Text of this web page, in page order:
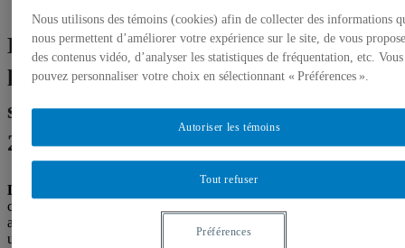
Défilé et exposition de haut calibre de
la cohorte finissante de l’École
supérieure de mode de l’ESG UQAM
2024
Le 16 mai 2024 ─
cohorte finissante de l’École supérieure de mode de l’
a présenté hier son défilé ainsi que son exposition qui dévoilait des
univers stylistiques et uniques de la mode.
Nous utilisons des témoins (cookies) afin de collecter des informations
nous permettent d’améliorer votre expérience sur le site, de vous
des contenus vidéo, d’analyser les statistiques de fréquentation, etc. Vous
pouvez personnaliser votre choix en sélectionnant « Préférences ».
Tout refuser
Autoriser les témoins
Préférences